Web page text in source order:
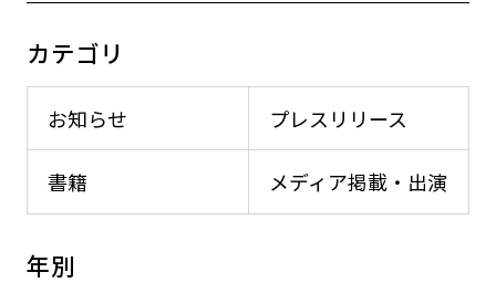
カテゴリ
お知らせ プレスリリース
メディア掲載・出演
書籍
年別